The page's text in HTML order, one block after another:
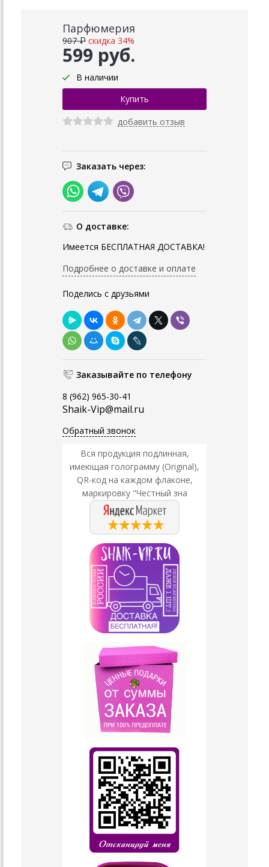
Парфюмерия
599 руб.
907 ₽ скидка 34%
В наличии
добавить отзыв
Заказать через:
О доставке:
Имеется БЕСПЛАТНАЯ ДОСТАВКА!
Подробнее о доставке и оплате
Поделись с друзьями
Заказывайте по телефону
8 (962) 965-30-41
Shaik-Vip@mail.ru
Обратный звонок
Вся продукция подлинная,
имеющая голограмму (Original),
QR-код на каждом флаконе,
маркировку "Честный зна